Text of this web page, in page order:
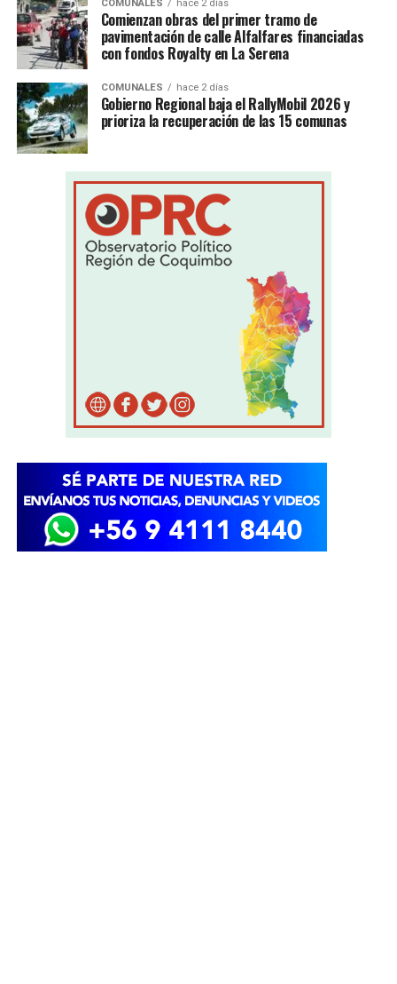
COMUNALES hace 2 días
Comienzan obras del primer tramo de
pavimentación de calle Alfalfares financiadas
con fondos Royalty en La Serena
COMUNALES hace 2 días
Gobierno Regional baja el RallyMobil 2026 y
prioriza la recuperación de las 15 comunas